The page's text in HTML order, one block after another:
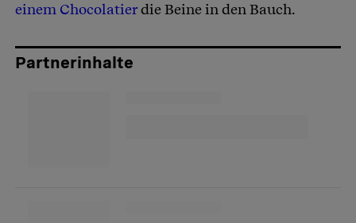
einem Chocolatierdie Beine in den Bauch.
Partnerinhalte